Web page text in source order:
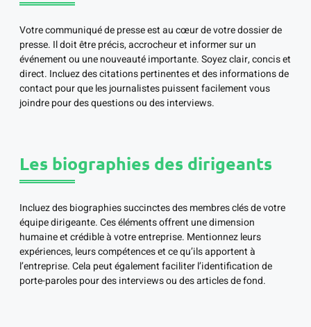
Votre communiqué de presse est au cœur de votre dossier de
presse. Il doit être précis, accrocheur et informer sur un
événement ou une nouveauté importante. Soyez clair, concis et
direct. Incluez des citations pertinentes et des informations de
contact pour que les journalistes puissent facilement vous
joindre pour des questions ou des interviews.
Les biographies des dirigeants
Incluez des biographies succinctes des membres clés de votre
équipe dirigeante. Ces éléments offrent une dimension
humaine et crédible à votre entreprise. Mentionnez leurs
expériences, leurs compétences et ce qu’ils apportent à
l’entreprise. Cela peut également faciliter l’identification de
porte-paroles pour des interviews ou des articles de fond.